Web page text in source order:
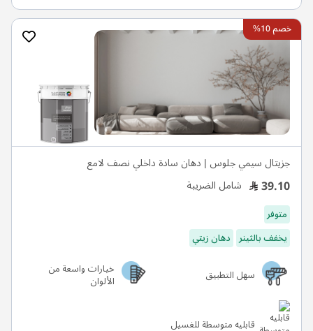
خصم 10%
جزيتال سيمي جلوس | دهان سادة داخلي نصف لامع
39.10 شامل الضريبة
متوفر
يخفف بالثينر دهان زيتي
سهل التطبيق
خيارات واسعة من
الألوان
قابليه متوسطة للغسيل